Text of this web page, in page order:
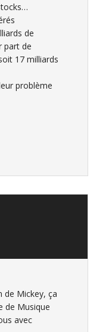
de
part de
17 milliards
problème
de Mickey, ça
de Musique
avec